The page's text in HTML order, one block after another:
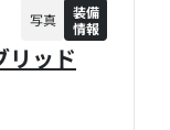
リッド
写真
装備
情報